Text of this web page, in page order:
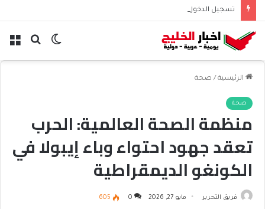
بحث الوضع
الرئيسية / صحة
صحة
منظمة الصحة العالمية: الحرب
تعقد جهود احتواء وباء إيبولا في
الكونغو الديمقراطية
فريق التحرير مايو 27, 2026 0
605